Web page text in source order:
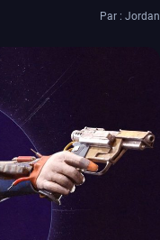
Par : Jordan